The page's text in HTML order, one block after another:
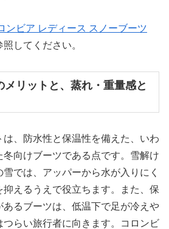
ンビア レディース スノーブーツ
照してください。
メリットと、蒸れ・重量感と
、防水性と保温性を備えた、いわ
向けブーツである点です。雪解け
では、アッパーから水が入りにく
えるうえで役立ちます。また、保
るブーツは、低温下で足が冷えや
らい旅行者に向きます。コロンビ